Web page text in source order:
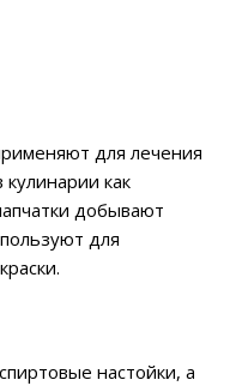
для лечения
как
добывают
для
настойки, а